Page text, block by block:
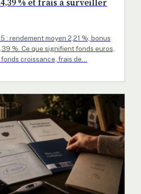
4,39 % et frais à surveiller
: rendement moyen 2,21 %, bonus
%. Ce que signifient fonds euros,
croissance, frais de…